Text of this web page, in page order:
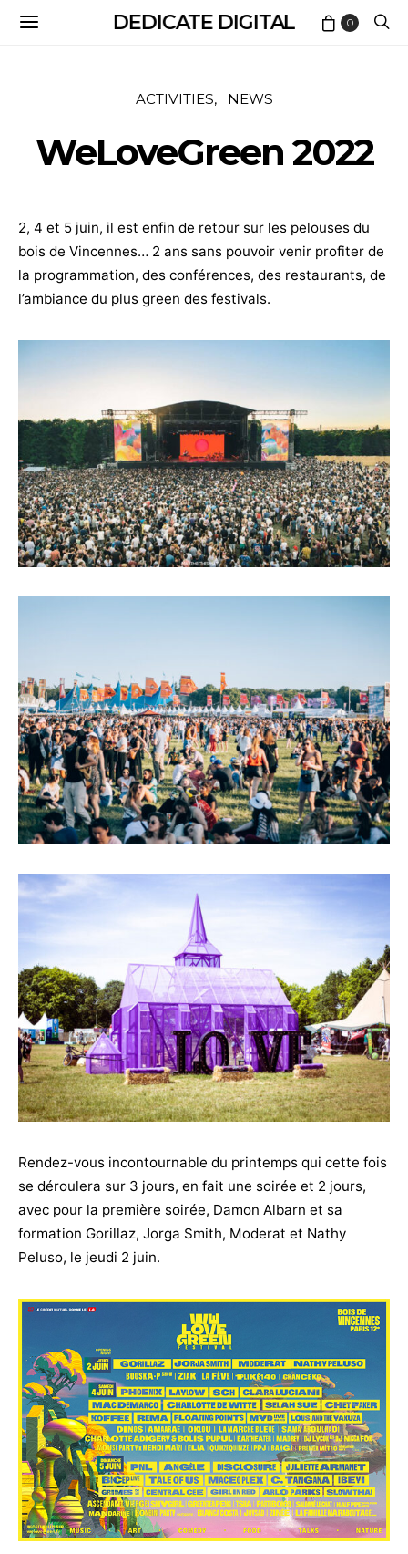
DEDICATE DIGITAL 0
ACTIVITIES NEWS
WeLoveGreen 2022
2, 4 et 5 juin, il est enfin de retour sur les pelouses du
bois de Vincennes… 2 ans sans pouvoir venir profiter de
la programmation, des conférences, des restaurants, de
l’ambiance du plus green des festivals.
Rendez-vous incontournable du printemps qui cette fois
se déroulera sur 3 jours, en fait une soirée et 2 jours,
avec pour la première soirée, Damon Albarn et sa
formation Gorillaz, Jorga Smith, Moderat et Nathy
Peluso, le jeudi 2 juin.